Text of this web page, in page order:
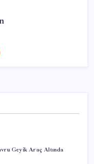
Geyik Araç Altında